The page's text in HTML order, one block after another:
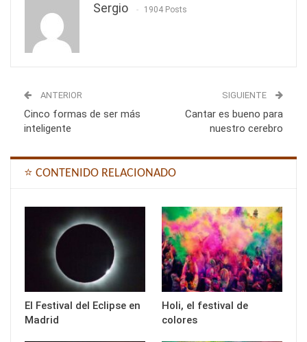
Sergio 1904 Posts
ANTERIOR
Cinco formas de ser más
inteligente
SIGUIENTE
Cantar es bueno para
nuestro cerebro
⭐ CONTENIDO RELACIONADO
El Festival del Eclipse en
Madrid
Holi, el festival de
colores